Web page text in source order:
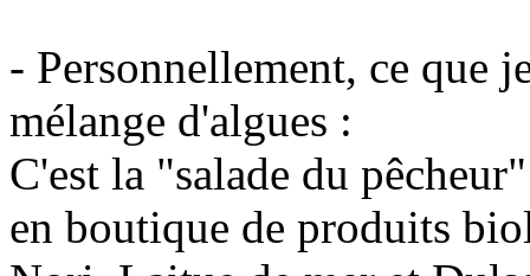
- Personnellement, ce que
mélange d'algues :
C'est la "salade du
en boutique de produits